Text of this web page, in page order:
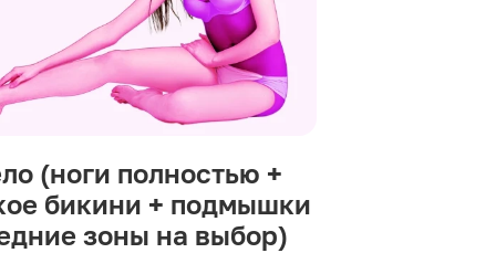
(ноги полностью +
бикини + подмышки
зоны на выбор)